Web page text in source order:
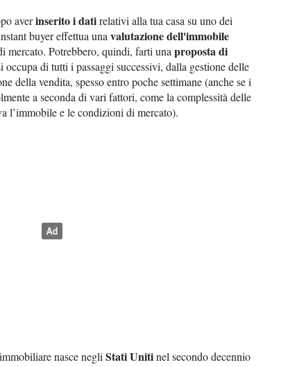
averinserito i datirelativi alla tua casa su uno dei
buyer effettua unavalutazione dell'immobile
mercato. Potrebbero, quindi, farti unaproposta di
occupa di tutti i passaggi successivi, dalla gestione delle
della vendita, spesso entro poche settimane (anche se i
a seconda di vari fattori, come la complessità delle
l’immobile e le condizioni di mercato).
nasce negliStati Unitinel secondo decennio